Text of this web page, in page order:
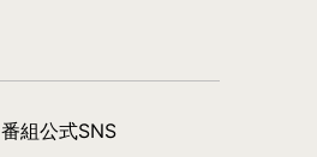
番組公式SNS